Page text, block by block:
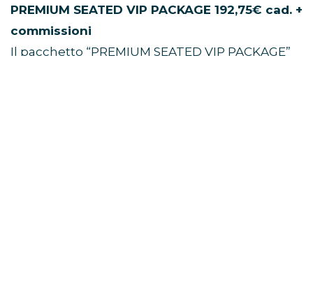
PREMIUM SEATED VIP PACKAGE 192,75€ cad. +
commissioni
Il pacchetto “PREMIUM SEATED VIP PACKAGE”